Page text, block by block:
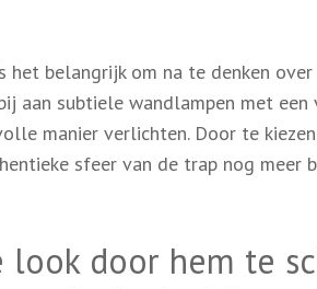
het belangrijk om na te denken
aan subtiele wandlampen met
manier verlichten. Door te
sfeer van de trap nog meer
look door hem te